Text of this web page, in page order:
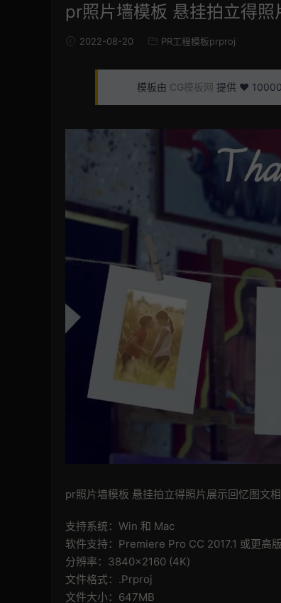
pr照片墙模板 悬挂拍立得
2022-08-20 PR工程模板prproj
模板由 CG模板网 提供 ❤️
pr照片墙模板 悬挂拍立得照片展示回忆图文
支持系统：Win 和 Mac
软件支持：Premiere Pro CC 2017.1 或更高
分辨率：3840×2160 (4K)
文件格式：.Prproj
文件大小：647MB